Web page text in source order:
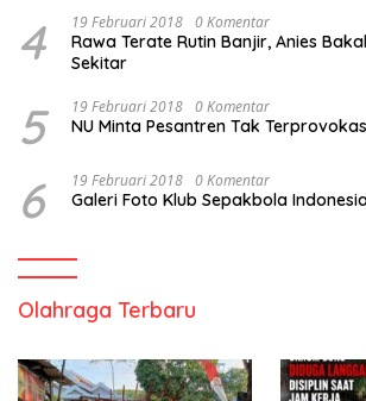
4 19 Februari 2018 0 Komentar
Rawa Terate Rutin Banjir, Anies
Sekitar
5 19 Februari 2018 0 Komentar
NU Minta Pesantren Tak
6 19 Februari 2018 0 Komentar
Galeri Foto Klub Sepakbola
Olahraga Terbaru